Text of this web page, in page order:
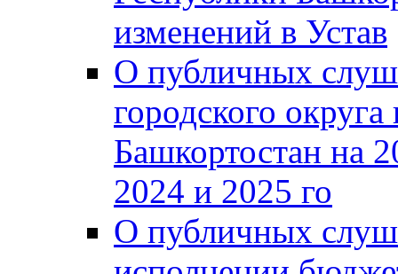
изменений в Устав
О публичных
городского
Башкортостан на
2024 и 2025 го
О публичных